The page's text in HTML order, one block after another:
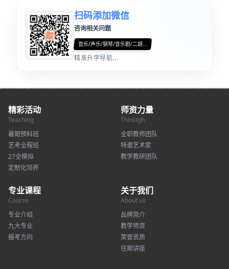
扫码添加微信
咨询相关问题
音乐/声乐/钢琴/音乐剧/二胡...
精准升学导航...
精彩活动
Teaching
暑期预科班
艺考全程班
27全模拟
定制化培养
师资力量
Through
全职教师团队
特邀艺术家
教学教研团队
专业课程
Course
专业介绍
九大专业
报考方向
关于我们
About us
品牌简介
教学师资
荣誉资质
往期讲座